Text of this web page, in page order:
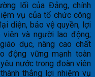
lối của Đảng, chính
vụ của tổ chức công
diện, bảo vệ quyền, lợi
viên và người lao động;
dục, nâng cao chất
động vững mạnh toàn
nước trong đoàn viên
thắng lợi nhiệm vụ